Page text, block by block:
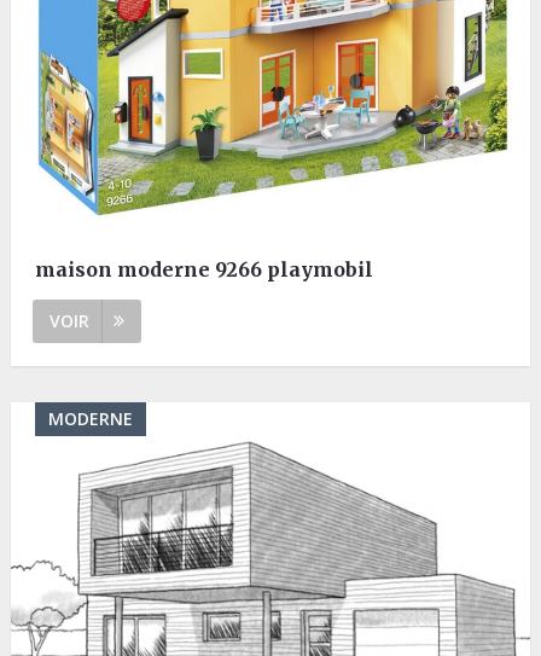
maison moderne 9266 playmobil
VOIR
MODERNE